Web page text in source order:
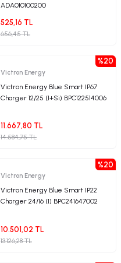
ADA010100200
525,16 TL
656,45 TL
%20
Victron Energy
Victron Energy Blue Smart IP67
Charger 12/25 (1+Si) BPC122514006
11.667,80 TL
14.584,75 TL
%20
Victron Energy
Victron Energy Blue Smart IP22
Charger 24/16 (1) BPC241647002
10.501,02 TL
13.126,28 TL